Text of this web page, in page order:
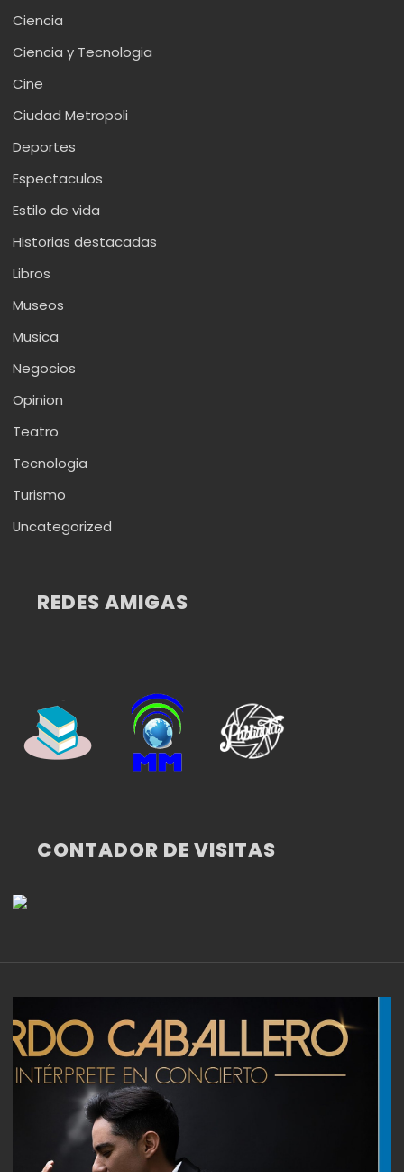
Ciencia
Ciencia y Tecnologia
Cine
Ciudad Metropoli
Deportes
Espectaculos
Estilo de vida
Historias destacadas
Libros
Museos
Musica
Negocios
Opinion
Teatro
Tecnologia
Turismo
Uncategorized
REDES AMIGAS
CONTADOR DE VISITAS